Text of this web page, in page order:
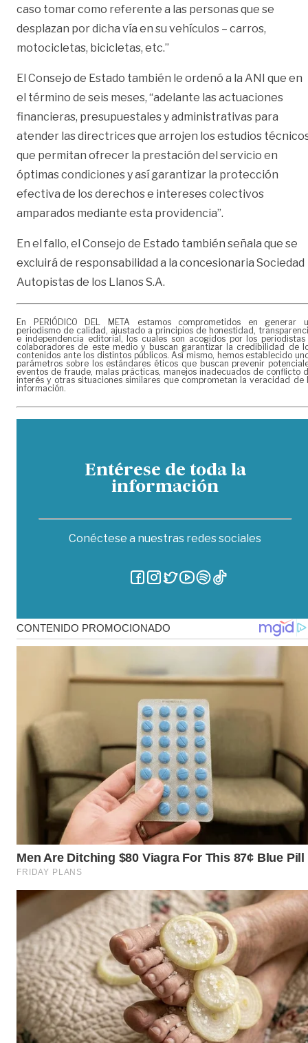
caso tomar como referente a las personas que se
desplazan por dicha vía en su vehículos – carros,
motocicletas, bicicletas, etc.”
El Consejo de Estado también le ordenó a la ANI que en
el término de seis meses, “adelante las actuaciones
financieras, presupuestales y administrativas para
atender las directrices que arrojen los estudios
que permitan ofrecer la prestación del servicio en
óptimas condiciones y así garantizar la protección
efectiva de los derechos e intereses colectivos
amparados mediante esta providencia”.
En el fallo, el Consejo de Estado también señala que se
excluirá de responsabilidad a la concesionaria Sociedad
Autopistas de los Llanos S.A.
En PERIÓDICO DEL META estamos comprometidos en generar
periodismo de calidad, ajustado a principios de honestidad,
e independencia editorial, los cuales son acogidos por los periodistas
colaboradores de este medio y buscan garantizar la credibilidad de
contenidos ante los distintos públicos. Así mismo, hemos establecido
parámetros sobre los estándares éticos que buscan prevenir
eventos de fraude, malas prácticas, manejos inadecuados de conflicto
interés y otras situaciones similares que comprometan la veracidad de
información.
Entérese de toda la
información
Conéctese a nuestras redes sociales